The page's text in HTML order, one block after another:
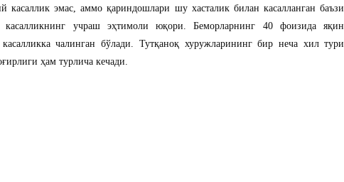
касаллик эмас, аммо қариндошлари шу хасталик билан касалланган баъзи
касалликнинг учраш эҳтимоли юқори. Беморларнинг 40 фоизида яқин
чалинган бўлади. Тутқаноқ хуружларининг бир неча хил тури
ҳам турлича кечади.